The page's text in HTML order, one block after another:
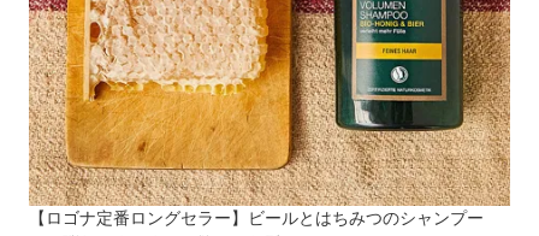
【ロゴナ定番ロングセラー】ビールとはちみつのシャンプー